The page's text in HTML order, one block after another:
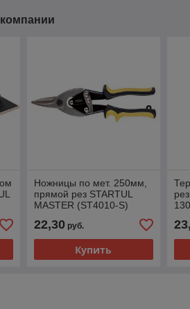
Ножницы по мет. 250мм,
прямой рез STARTUL
MASTER (ST4010-S)
22,30руб.
Купить